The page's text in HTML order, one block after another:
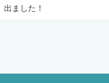
出ました！